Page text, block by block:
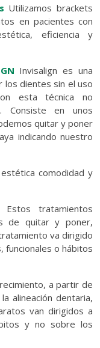
Utilizamos brackets
en pacientes con
eficiencia y
Invisalign es una
los dientes sin el uso
esta técnica no
Consiste en unos
quitar y poner
indicando nuestro
comodidad y
Estos tratamientos
de quitar y poner,
va dirigido
funcionales o hábitos
a partir de
alineación dentaria,
van dirigidos a
y no sobre los